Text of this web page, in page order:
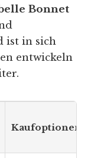
Bonnet
ist in sich
entwickeln
Kaufoptionen*